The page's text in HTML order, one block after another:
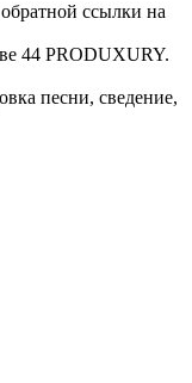
ссылки на
44 PRODUXURY.
песни, сведение,